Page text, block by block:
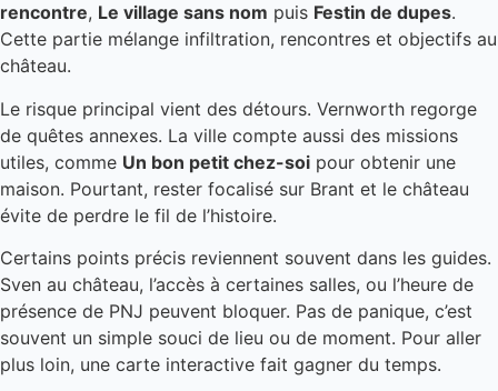
rencontre, Le village sans nom puis Festin de dupes.
Cette partie mélange infiltration, rencontres et objectifs au
château.
Le risque principal vient des détours. Vernworth regorge
de quêtes annexes. La ville compte aussi des missions
utiles, comme Un bon petit chez-soi pour obtenir une
maison. Pourtant, rester focalisé sur Brant et le château
évite de perdre le fil de l’histoire.
Certains points précis reviennent souvent dans les guides.
Sven au château, l’accès à certaines salles, ou l’heure de
présence de PNJ peuvent bloquer. Pas de panique, c’est
souvent un simple souci de lieu ou de moment. Pour aller
plus loin, une carte interactive fait gagner du temps.